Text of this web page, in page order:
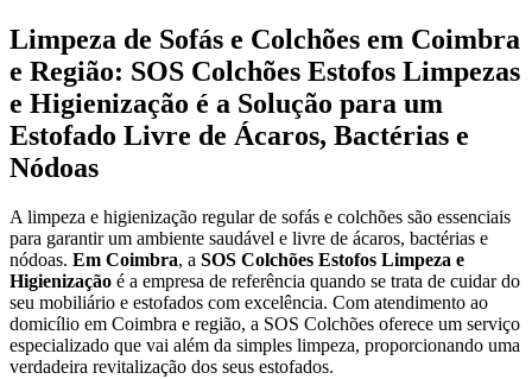
Limpeza de Sofás e Colchões em Coimbra
e Região: SOS Colchões Estofos Limpezas
e Higienização é a Solução para um
Estofado Livre de Ácaros, Bactérias e
Nódoas
A limpeza e higienização regular de sofás e colchões são essenciais
para garantir um ambiente saudável e livre de ácaros, bactérias e
nódoas. Em Coimbra, a SOS Colchões Estofos Limpeza e
Higienização é a empresa de referência quando se trata de cuidar do
seu mobiliário e estofados com excelência. Com atendimento ao
domicílio em Coimbra e região, a SOS Colchões oferece um serviço
especializado que vai além da simples limpeza, proporcionando uma
verdadeira revitalização dos seus estofados.